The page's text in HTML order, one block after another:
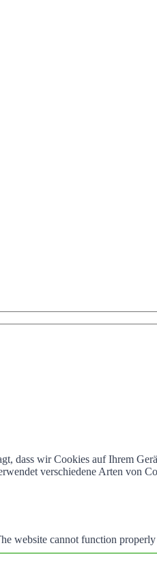
dass wir Cookies auf Ihrem
verschiedene Arten von
website cannot function